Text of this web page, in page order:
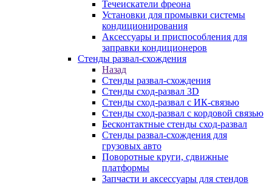
Течеискатели фреона
Установки для промывки системы
кондиционирования
Аксессуары и приспособления для
заправки кондиционеров
Стенды развал-схождения
Назад
Стенды развал-схождения
Стенды сход-развал 3D
Стенды сход-развал с ИК-связью
Стенды сход-развал с кордовой связью
Бесконтактные стенды сход-развал
Стенды развал-схождения для
грузовых авто
Поворотные круги, сдвижные
платформы
Запчасти и аксессуары для стендов